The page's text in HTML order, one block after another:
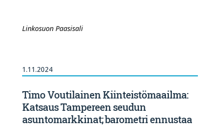
Linkosuon Paasisali
1.11.2024
Timo Voutilainen Kiinteistömaailma:
Katsaus Tampereen seudun
asuntomarkkinat; barometri ennustaa